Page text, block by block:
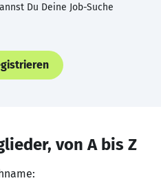
Du Deine Job-Suche
von A bis Z